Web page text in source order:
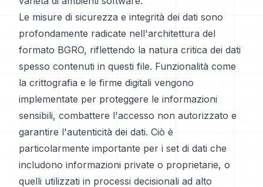
Le misure di sicurezza e integrità dei dati sono
profondamente radicate nell'architettura del
formato BGRO, riflettendo la natura critica dei dati
spesso contenuti in questi file. Funzionalità come
la crittografia e le firme digitali vengono
implementate per proteggere le informazioni
sensibili, combattere l'accesso non autorizzato e
garantire l'autenticità dei dati. Ciò è
particolarmente importante per i set di dati che
includono informazioni private o proprietarie, o
quelli utilizzati in processi decisionali ad alto